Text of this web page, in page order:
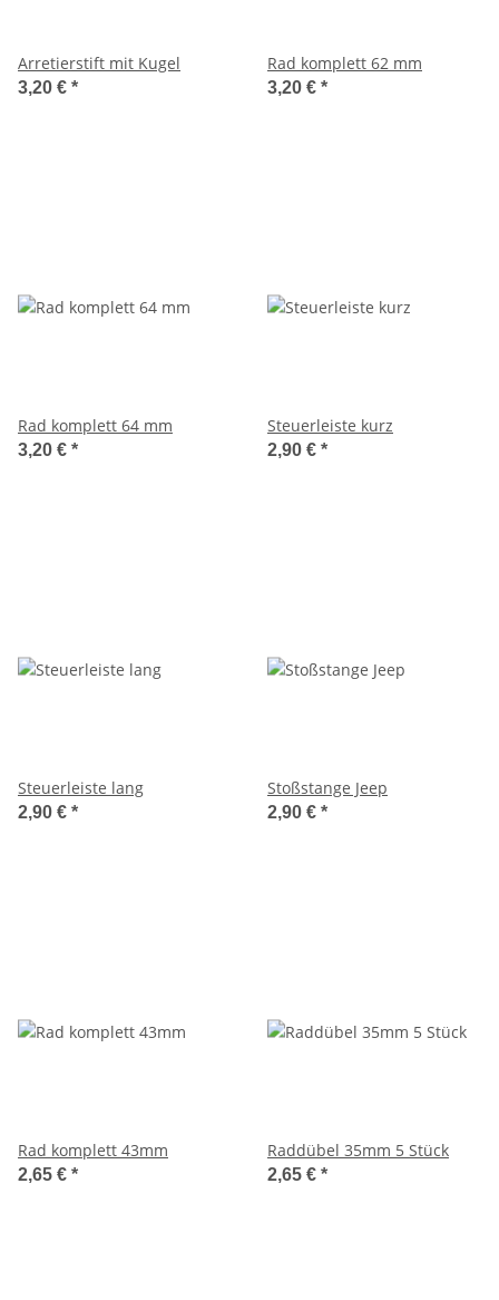
Arretierstift mit Kugel
3,20 € *
Rad komplett 62 mm
3,20 € *
Rad komplett 64 mm
3,20 € *
Steuerleiste kurz
2,90 € *
Steuerleiste lang
2,90 € *
Stoßstange Jeep
2,90 € *
Rad komplett 43mm
2,65 € *
Raddübel 35mm 5 Stück
2,65 € *